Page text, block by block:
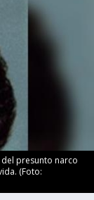
del presunto narco
(Foto: